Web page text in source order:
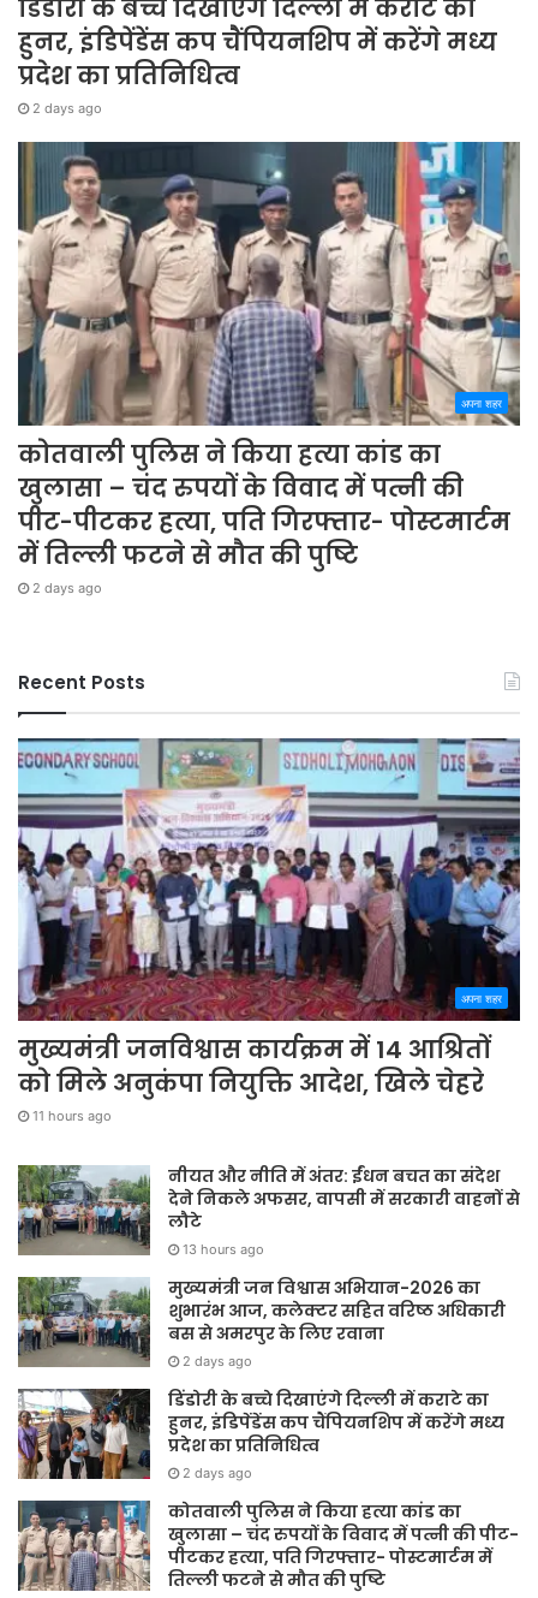
डिंडोरी के बच्चे दिखाएंगे दिल्ली में कराटे का
हुनर, इंडिपेंडेंस कप चैंपियनशिप में करेंगे मध्य
प्रदेश का प्रतिनिधित्व
2 days ago
अपना शहर
कोतवाली पुलिस ने किया हत्या कांड का
खुलासा – चंद रुपयों के विवाद में पत्नी की
पीट-पीटकर हत्या, पति गिरफ्तार- पोस्टमार्टम
में तिल्ली फटने से मौत की पुष्टि
2 days ago
Recent Posts
अपना शहर
मुख्यमंत्री जनविश्वास कार्यक्रम में 14 आश्रितों
को मिले अनुकंपा नियुक्ति आदेश, खिले चेहरे
11 hours ago
नीयत और नीति में अंतर: ईंधन बचत का संदेश
देने निकले अफसर, वापसी में सरकारी वाहनों से
लौटे
13 hours ago
मुख्यमंत्री जन विश्वास अभियान-2026 का
शुभारंभ आज, कलेक्टर सहित वरिष्ठ अधिकारी
बस से अमरपुर के लिए रवाना
2 days ago
डिंडोरी के बच्चे दिखाएंगे दिल्ली में कराटे का
हुनर, इंडिपेंडेंस कप चैंपियनशिप में करेंगे मध्य
प्रदेश का प्रतिनिधित्व
2 days ago
कोतवाली पुलिस ने किया हत्या कांड का
खुलासा – चंद रुपयों के विवाद में पत्नी की पीट-
पीटकर हत्या, पति गिरफ्तार- पोस्टमार्टम में
तिल्ली फटने से मौत की पुष्टि